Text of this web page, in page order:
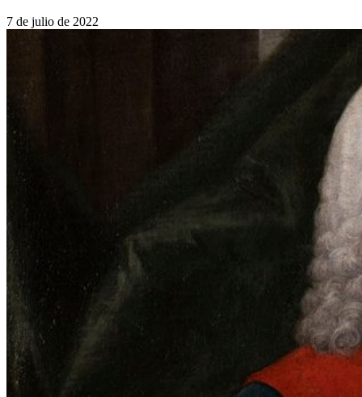
7 de julio de 2022